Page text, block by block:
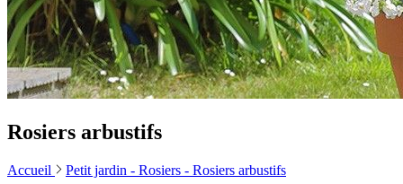
Rosiers arbustifs
Accueil Petit jardin - Rosiers - Rosiers arbustifs